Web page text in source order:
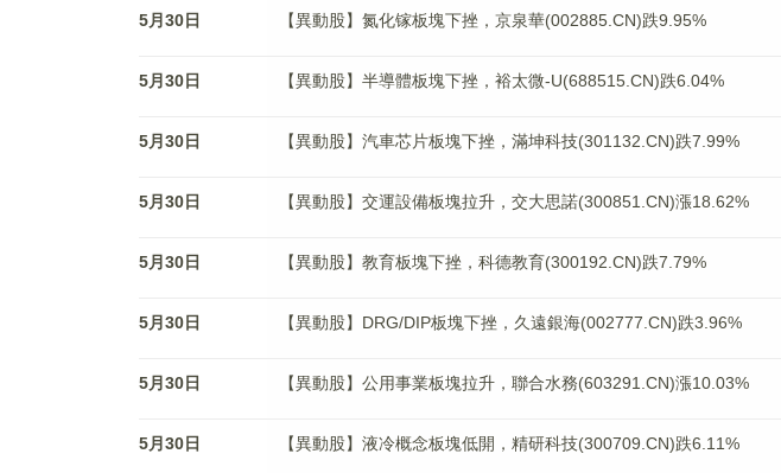
5月30日 【異動股】氮化镓板塊下挫，京泉華(002885.CN)跌9.95%
5月30日 【異動股】半導體板塊下挫，裕太微-U(688515.CN)跌6.04%
5月30日 【異動股】汽車芯片板塊下挫，滿坤科技(301132.CN)跌7.99%
5月30日 【異動股】交運設備板塊拉升，交大思諾(300851.CN)漲18.62%
5月30日 【異動股】教育板塊下挫，科德教育(300192.CN)跌7.79%
5月30日 【異動股】DRG/DIP板塊下挫，久遠銀海(002777.CN)跌3.96%
5月30日 【異動股】公用事業板塊拉升，聯合水務(603291.CN)漲10.03%
5月30日 【異動股】液冷概念板塊低開，精研科技(300709.CN)跌6.11%